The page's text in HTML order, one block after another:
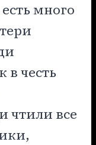
много
в честь
чтили все